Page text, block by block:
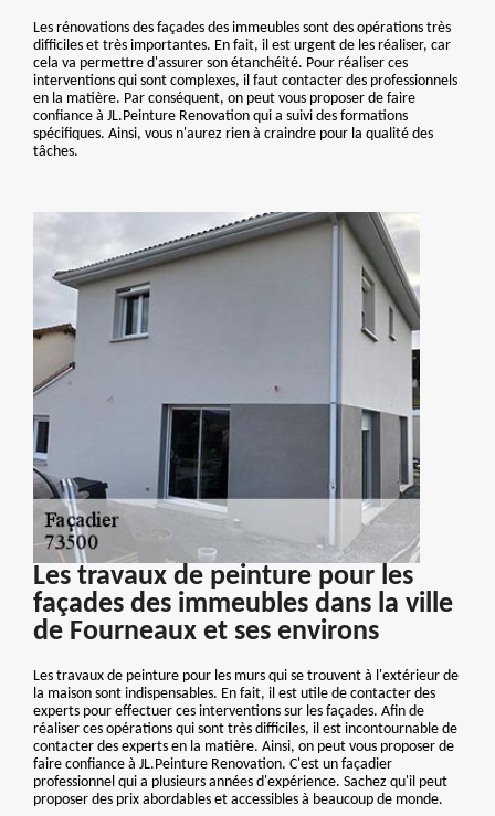
Les rénovations des façades des immeubles sont des opérations très
difficiles et très importantes. En fait, il est urgent de les réaliser, car
cela va permettre d'assurer son étanchéité. Pour réaliser ces
interventions qui sont complexes, il faut contacter des professionnels
en la matière. Par conséquent, on peut vous proposer de faire
confiance à JL.Peinture Renovation qui a suivi des formations
spécifiques. Ainsi, vous n'aurez rien à craindre pour la qualité des
tâches.
Les travaux de peinture pour les
façades des immeubles dans la ville
de Fourneaux et ses environs
Les travaux de peinture pour les murs qui se trouvent à l'extérieur de
la maison sont indispensables. En fait, il est utile de contacter des
experts pour effectuer ces interventions sur les façades. Afin de
réaliser ces opérations qui sont très difficiles, il est incontournable de
contacter des experts en la matière. Ainsi, on peut vous proposer de
faire confiance à JL.Peinture Renovation. C'est un façadier
professionnel qui a plusieurs années d'expérience. Sachez qu'il peut
proposer des prix abordables et accessibles à beaucoup de monde.